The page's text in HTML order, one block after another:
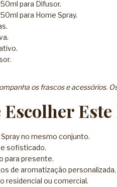
para Difusor.
para Home Spray.
os frascos e acessórios.
Escolher
no mesmo conjunto.
sofisticado.
para presente.
de aromatização personalizada.
residencial ou comercial.